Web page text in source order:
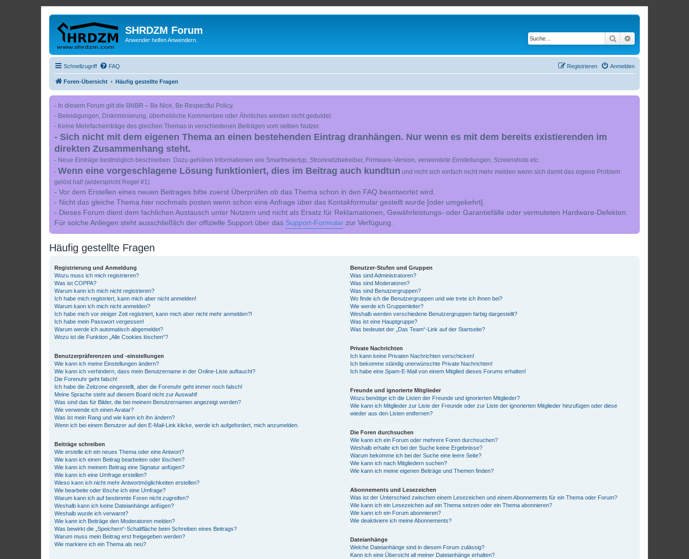
SHRDZM Forum
Anwender helfen Anwendern. Suche
Schnellzugriff FAQ Anmelden
Registrieren
Foren-Übersicht Häufig gestellte Fragen
- In diesem Forum gilt die BNBR – Be Nice, Be Respectful Policy.
- Beleidigungen, Diskriminierung, überhebliche Kommentare oder Ähnliches werden nicht geduldet.
- Keine Mehrfacheinträge des gleichen Themas in verschiedenen Beiträgen vom selben Nutzer.
- Sich nicht mit dem eigenen Thema an einen bestehenden Eintrag dranhängen. Nur wenn es mit dem bereits existierenden im
direkten Zusammenhang steht.
- Neue Einträge bestmöglich beschreiben. Dazu gehören Informationen wie Smartmetertyp, Stromnetzbetreiber, Firmware-Version, verwendete Einstellungen, Screenshots etc.
- Wenn eine vorgeschlagene Lösung funktioniert, dies im Beitrag auch kundtun und nicht sich einfach nicht mehr melden wenn sich damit das eigene Problem
gelöst hat! (widerspricht Regel #1)
- Vor dem Erstellen eines neuen Beitrages bitte zuerst Überprüfen ob das Thema schon in den FAQ beantwortet wird.
- Nicht das gleiche Thema hier nochmals posten wenn schon eine Anfrage über das Kontakformular gestellt wurde [oder umgekehrt].
- Dieses Forum dient dem fachlichen Austausch unter Nutzern und nicht als Ersatz für Reklamationen, Gewährleistungs- oder Garantiefälle oder vermuteten Hardware-Defekten.
Für solche Anliegen steht ausschließlich der offizielle Support über das Support-Formular zur Verfügung.
Häufig gestellte Fragen
Registrierung und Anmeldung
Wozu muss ich mich registrieren?
Was ist COPPA?
Warum kann ich mich nicht registrieren?
Ich habe mich registriert, kann mich aber nicht anmelden!
Warum kann ich mich nicht anmelden?
Ich habe mich vor einiger Zeit registriert, kann mich aber nicht mehr anmelden?!
Ich habe mein Passwort vergessen!
Warum werde ich automatisch abgemeldet?
Wozu ist die Funktion „Alle Cookies löschen“?
Benutzerpräferenzen und -einstellungen
Wie kann ich meine Einstellungen ändern?
Wie kann ich verhindern, dass mein Benutzername in der Online-Liste auftaucht?
Die Forenuhr geht falsch!
Ich habe die Zeitzone eingestellt, aber die Forenuhr geht immer noch falsch!
Meine Sprache steht auf diesem Board nicht zur Auswahl!
Was sind das für Bilder, die bei meinem Benutzernamen angezeigt werden?
Wie verwende ich einen Avatar?
Was ist mein Rang und wie kann ich ihn ändern?
Wenn ich bei einem Benutzer auf den E-Mail-Link klicke, werde ich aufgefordert, mich anzumelden.
Beiträge schreiben
Wie erstelle ich ein neues Thema oder eine Antwort?
Wie kann ich einen Beitrag bearbeiten oder löschen?
Wie kann ich meinem Beitrag eine Signatur anfügen?
Wie kann ich eine Umfrage erstellen?
Wieso kann ich nicht mehr Antwortmöglichkeiten erstellen?
Wie bearbeite oder lösche ich eine Umfrage?
Warum kann ich auf bestimmte Foren nicht zugreifen?
Weshalb kann ich keine Dateianhänge anfügen?
Weshalb wurde ich verwarnt?
Wie kann ich Beiträge den Moderatoren melden?
Was bewirkt die „Speichern“-Schaltfläche beim Schreiben eines Beitrags?
Warum muss mein Beitrag erst freigegeben werden?
Wie markiere ich ein Thema als neu?
Benutzer-Stufen und Gruppen
Was sind Administratoren?
Was sind Moderatoren?
Was sind Benutzergruppen?
Wo finde ich die Benutzergruppen und wie trete ich ihnen bei?
Wie werde ich Gruppenleiter?
Weshalb werden verschiedene Benutzergruppen farbig dargestellt?
Was ist eine Hauptgruppe?
Was bedeutet der „Das Team“-Link auf der Startseite?
Private Nachrichten
Ich kann keine Privaten Nachrichten verschicken!
Ich bekomme ständig unerwünschte Private Nachrichten!
Ich habe eine Spam-E-Mail von einem Mitglied dieses Forums erhalten!
Freunde und ignorierte Mitglieder
Wozu benötige ich die Listen der Freunde und ignorierten Mitglieder?
Wie kann ich Mitglieder zur Liste der Freunde oder zur Liste der ignorierten Mitglieder hinzufügen oder diese
wieder aus den Listen entfernen?
Die Foren durchsuchen
Wie kann ich ein Forum oder mehrere Foren durchsuchen?
Weshalb erhalte ich bei der Suche keine Ergebnisse?
Warum bekomme ich bei der Suche eine leere Seite?
Wie kann ich nach Mitgliedern suchen?
Wie kann ich meine eigenen Beiträge und Themen finden?
Abonnements und Lesezeichen
Was ist der Unterschied zwischen einem Lesezeichen und einem Abonnements für ein Thema oder Forum?
Wie kann ich ein Lesezeichen auf ein Thema setzen oder ein Thema abonnieren?
Wie kann ich ein Forum abonnieren?
Wie deaktiviere ich meine Abonnements?
Dateianhänge
Welche Dateianhänge sind in diesem Forum zulässig?
Kann ich eine Übersicht all meiner Dateianhänge erhalten?